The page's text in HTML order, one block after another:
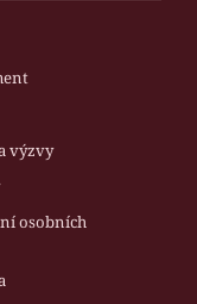
výzvy
osobních